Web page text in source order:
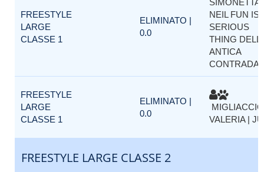
FREESTYLE
LARGE
CLASSE 1
ELIMINATO |
0.0
SIMONETTA |
NEIL FUN IS
SERIOUS
THING DELL
ANTICA
CONTRADA
FREESTYLE
LARGE
CLASSE 1
ELIMINATO |
0.0
MIGLIACCIO
VALERIA |
FREESTYLE LARGE CLASSE 2